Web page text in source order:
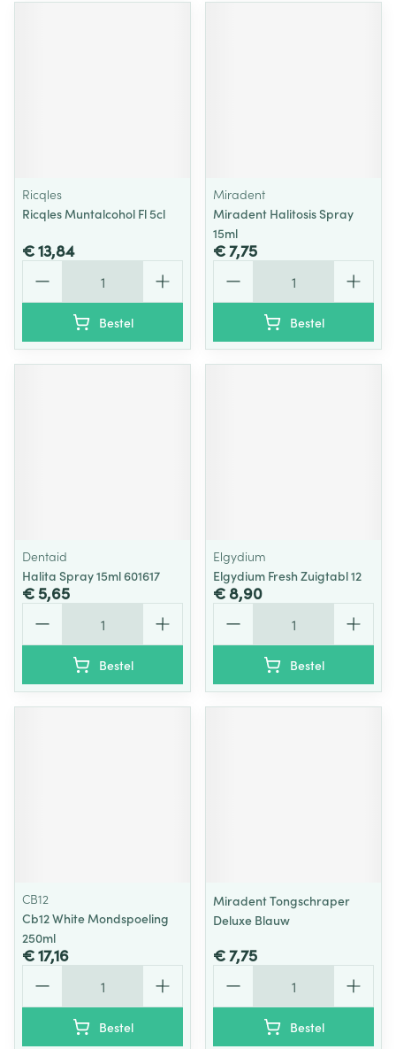
Ricqles
Ricqles Muntalcohol Fl 5cl
€ 13,84
Bestel
Miradent
Miradent Halitosis Spray
15ml
€ 7,75
Bestel
Dentaid
Halita Spray 15ml 601617
€ 5,65
Bestel
Elgydium
Elgydium Fresh Zuigtabl 12
€ 8,90
Bestel
CB12
Cb12 White Mondspoeling
250ml
€ 17,16
Bestel
Miradent Tongschraper
Deluxe Blauw
€ 7,75
Bestel